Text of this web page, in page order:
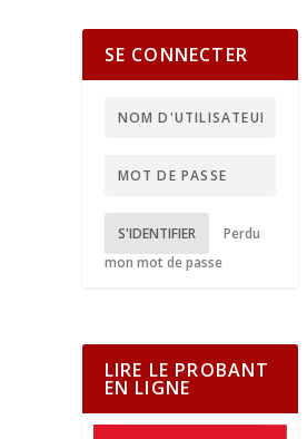
SE CONNECTER
S'IDENTIFIER
Perdu
mon mot de passe
LIRE LE PROBANT
EN LIGNE